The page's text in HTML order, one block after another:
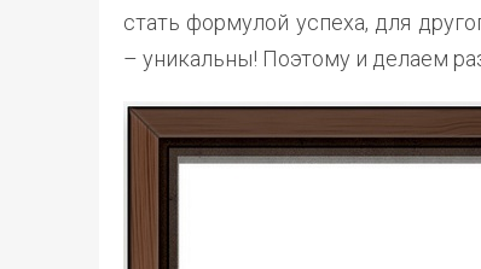
стать формулой успеха, для
– уникальны! Поэтому и делаем